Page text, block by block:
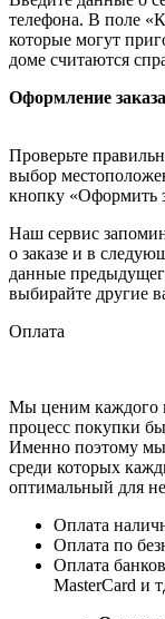
телефона. В поле
которые могут
доме считаются
Оформление заказа
Проверьте
выбор
кнопку «Оформить
Наш сервис
о заказе и в
данные
выбирайте другие
Оплата
Мы ценим каждого
процесс покупки
Именно поэтому мы
среди которых
оптимальный для
Оплата
Оплата по
Оплата
MasterCard и